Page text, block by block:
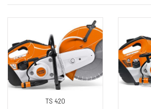
TS 420